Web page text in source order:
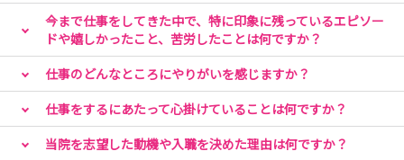
近く利便性が良い病院です。魅力ある職場環境づくりに努
め、知識や技術だけでなく豊かな人間性で患者さまから信
頼される人材育成を目指しています！
まずはお気軽に病院見学会からご参加くださいませ！
＼みなさんのご参加★お待ちしています！／
今まで仕事をしてきた中で、特に印象に残っているエピソー
ドや嬉しかったこと、苦労したことは何ですか？
仕事のどんなところにやりがいを感じますか？
仕事をするにあたって心掛けていることは何ですか？
当院を志望した動機や入職を決めた理由は何ですか？